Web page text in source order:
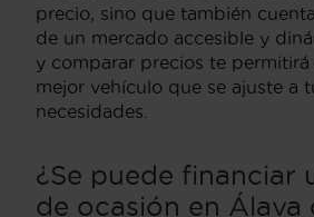
precio, sino que también
de un mercado accesible y
y comparar precios te permitirá
mejor vehículo que se ajuste a
necesidades.
¿Se puede financiar
de ocasión en Álava